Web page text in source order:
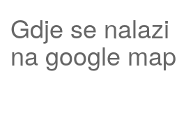
Gdje se nalazi
na google